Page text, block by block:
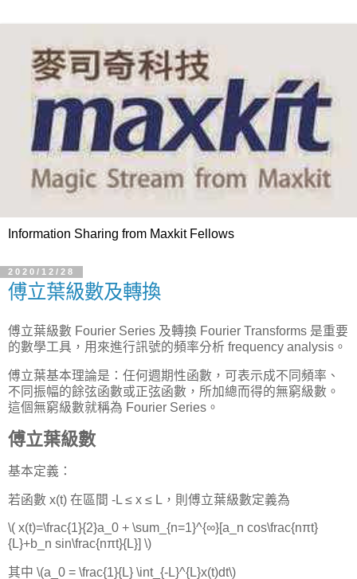
Information Sharing from Maxkit Fellows
2020/12/28
傅立葉級數及轉換
傅立葉級數 Fourier Series 及轉換 Fourier Transforms 是重要
的數學工具，用來進行訊號的頻率分析 frequency analysis。
傅立葉基本理論是：任何週期性函數，可表示成不同頻率、
不同振幅的餘弦函數或正弦函數，所加總而得的無窮級數。
這個無窮級數就稱為 Fourier Series。
傅立葉級數
基本定義：
若函數 x(t) 在區間 -L ≤ x ≤ L，則傅立葉級數定義為
\( x(t)=\frac{1}{2}a_0 + \sum_{n=1}^{∞}[a_n cos\frac{nπt}
{L}+b_n sin\frac{nπt}{L}] \)
其中 \(a_0 = \frac{1}{L} \int_{-L}^{L}x(t)dt\)